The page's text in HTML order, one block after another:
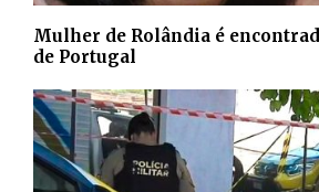
Mulher de Rolândia é
de Portugal